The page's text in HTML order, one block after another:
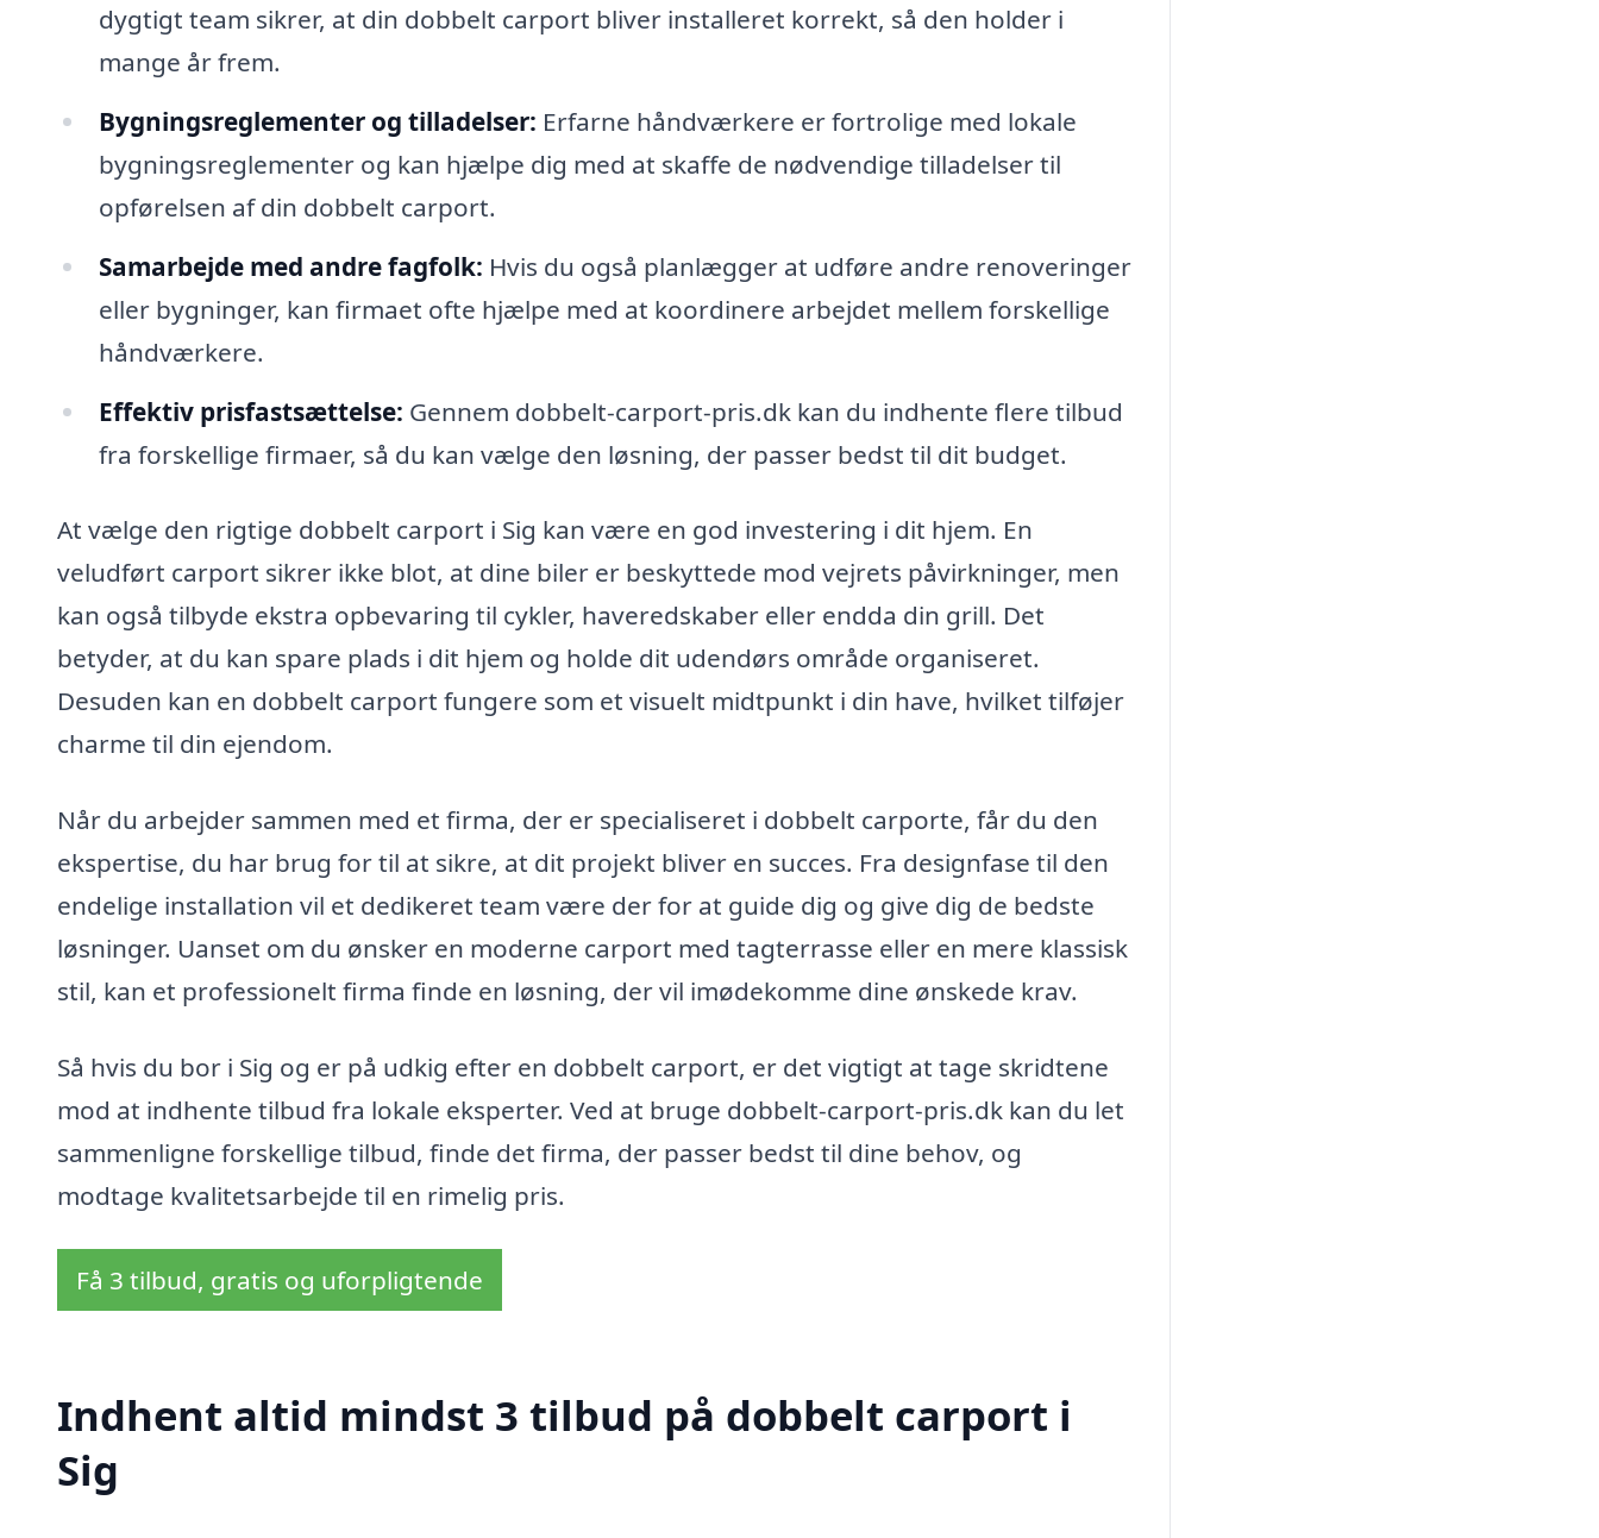
dygtigt team sikrer, at din dobbelt carport bliver installeret korrekt, så den holder i
mange år frem.
Bygningsreglementer og tilladelser: Erfarne håndværkere er fortrolige med lokale
bygningsreglementer og kan hjælpe dig med at skaffe de nødvendige tilladelser til
opførelsen af din dobbelt carport.
Samarbejde med andre fagfolk: Hvis du også planlægger at udføre andre renoveringer
eller bygninger, kan firmaet ofte hjælpe med at koordinere arbejdet mellem forskellige
håndværkere.
Effektiv prisfastsættelse: Gennem dobbelt-carport-pris.dk kan du indhente flere tilbud
fra forskellige firmaer, så du kan vælge den løsning, der passer bedst til dit budget.
At vælge den rigtige dobbelt carport i Sig kan være en god investering i dit hjem. En
veludført carport sikrer ikke blot, at dine biler er beskyttede mod vejrets påvirkninger, men
kan også tilbyde ekstra opbevaring til cykler, haveredskaber eller endda din grill. Det
betyder, at du kan spare plads i dit hjem og holde dit udendørs område organiseret.
Desuden kan en dobbelt carport fungere som et visuelt midtpunkt i din have, hvilket tilføjer
charme til din ejendom.
Når du arbejder sammen med et firma, der er specialiseret i dobbelt carporte, får du den
ekspertise, du har brug for til at sikre, at dit projekt bliver en succes. Fra designfase til den
endelige installation vil et dedikeret team være der for at guide dig og give dig de bedste
løsninger. Uanset om du ønsker en moderne carport med tagterrasse eller en mere klassisk
stil, kan et professionelt firma finde en løsning, der vil imødekomme dine ønskede krav.
Så hvis du bor i Sig og er på udkig efter en dobbelt carport, er det vigtigt at tage skridtene
mod at indhente tilbud fra lokale eksperter. Ved at bruge dobbelt-carport-pris.dk kan du let
sammenligne forskellige tilbud, finde det firma, der passer bedst til dine behov, og
modtage kvalitetsarbejde til en rimelig pris.
Få 3 tilbud, gratis og uforpligtende
Indhent altid mindst 3 tilbud på dobbelt carport i
Sig